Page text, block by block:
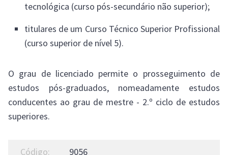
tecnológica (curso pós-secundário não superior);
titulares de um Curso Técnico Superior Profissional
(curso superior de nível 5).
O grau de licenciado permite o prosseguimento de
estudos pós-graduados, nomeadamente estudos
conducentes ao grau de mestre - 2.º ciclo de estudos
superiores.
9056